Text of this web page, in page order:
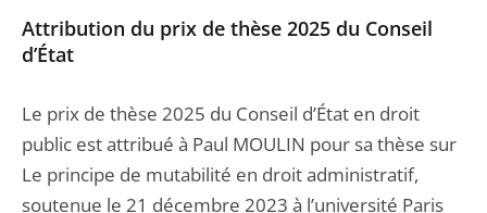
Attribution du prix de thèse 2025 du Conseil
d’État
Le prix de thèse 2025 du Conseil d’État en droit
public est attribué à Paul MOULIN pour sa thèse sur
Le principe de mutabilité en droit administratif,
soutenue le 21 décembre 2023 à l’université Paris